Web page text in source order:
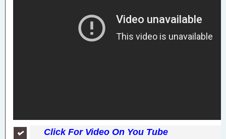
Click For Video On You Tube